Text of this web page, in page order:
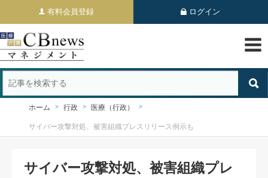
有料会員登録 ログイン
ホーム 行政 医療（行政）
サイバー攻撃対処、被害組織プレスリリース例示も
サイバー攻撃対処、被害組織プレ